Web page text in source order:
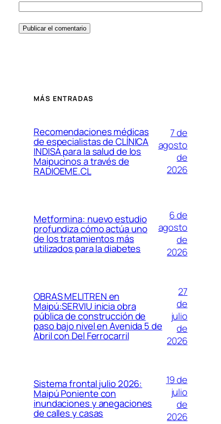
MÁS ENTRADAS
Recomendaciones médicas
de especialistas de CLÍNICA
INDISA para la salud de los
Maipucinos a través de
RADIOEME.CL
7 de
agosto
de
2026
Metformina: nuevo estudio
profundiza cómo actúa uno
de los tratamientos más
utilizados para la diabetes
6 de
agosto
de
2026
OBRAS MELITREN en
Maipú:SERVIU inicia obra
pública de construcción de
paso bajo nivel en Avenida 5 de
Abril con Del Ferrocarril
27
de
julio
de
2026
Sistema frontal julio 2026:
Maipú Poniente con
inundaciones y anegaciones
de calles y casas
19 de
julio
de
2026